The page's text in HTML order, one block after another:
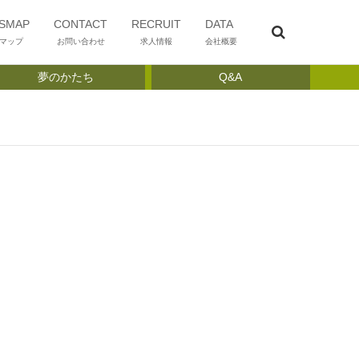
ップ
CONTACT
お問い合わせ
RECRUIT
求人情報
DATA
会社概要
夢のかたち Q&A